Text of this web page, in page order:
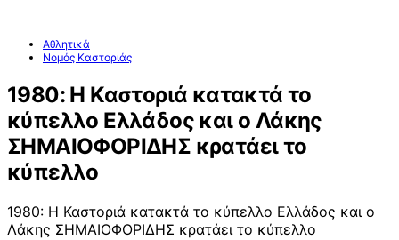
Αθλητικά
Νομός Καστοριάς
1980: Η Καστοριά κατακτά το
κύπελλο Ελλάδος και ο Λάκης
ΣΗΜΑΙΟΦΟΡΙΔΗΣ κρατάει το
κύπελλο
1980: Η Καστοριά κατακτά το κύπελλο Ελλάδος και ο
Λάκης ΣΗΜΑΙΟΦΟΡΙΔΗΣ κρατάει το κύπελλο